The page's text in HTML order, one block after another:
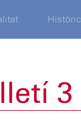
Històric
3